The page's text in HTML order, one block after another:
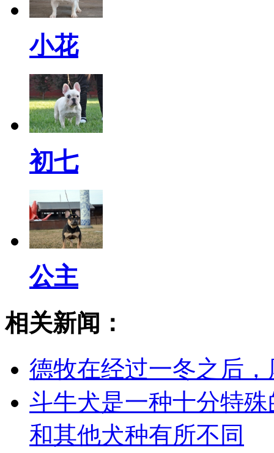
小花
初七
公主
相关新闻：
德牧在经过一冬之后
斗牛犬是一种十分特
和其他犬种有所不同